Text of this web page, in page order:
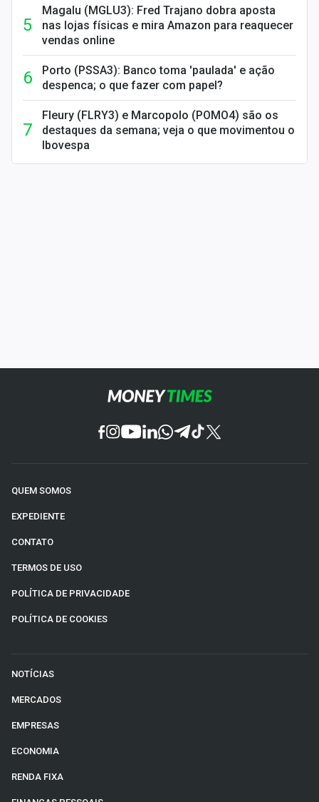
Magalu (MGLU3): Fred Trajano dobra aposta
nas lojas físicas e mira Amazon para reaquecer
vendas online
Porto (PSSA3): Banco toma 'paulada' e ação
despenca; o que fazer com papel?
Fleury (FLRY3) e Marcopolo (POMO4) são os
destaques da semana; veja o que movimentou o
Ibovespa
QUEM SOMOS
EXPEDIENTE
CONTATO
TERMOS DE USO
POLÍTICA DE PRIVACIDADE
POLÍTICA DE COOKIES
NOTÍCIAS
MERCADOS
EMPRESAS
ECONOMIA
RENDA FIXA